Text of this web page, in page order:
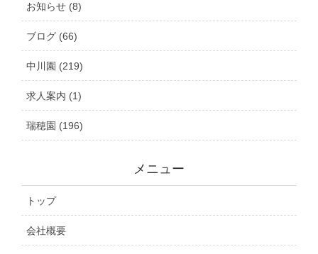
お知らせ (8)
ブログ (66)
中川園 (219)
求人案内 (1)
瑞穂園 (196)
メニュー
トップ
会社概要